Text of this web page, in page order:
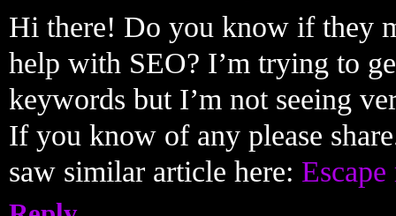
Hi there! Do you know if they
help with SEO? I’m trying to
keywords but I’m not seeing
If you know of any please
saw similar article here: